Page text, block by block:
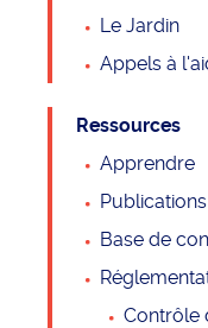
Le Jardin
Appels à
Ressources
Apprendre
Publications
Base de
Contrôle